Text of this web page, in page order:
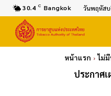
30.4 C Bangkok วันพฤหัสบ
หน้าแรก ไม่
ประกาศ